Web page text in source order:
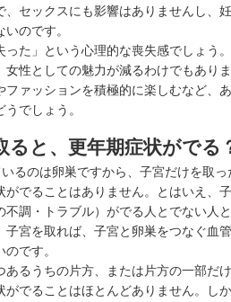
セックスにも影響はありませんし、
のです。
た」という心理的な喪失感でしょう
女性としての魅力が減るわけでもあり
ファッションを積極的に楽しむなど、
でしょう。
ると、更年期症状がでる
るのは卵巣ですから、子宮だけを取
がでることはありません。とはいえ、
不調・トラブル）がでる人とでない人
子宮を取れば、子宮と卵巣をつなぐ血
です。
るうちの片方、または片方の一部だ
がでることはほとんどありません。し